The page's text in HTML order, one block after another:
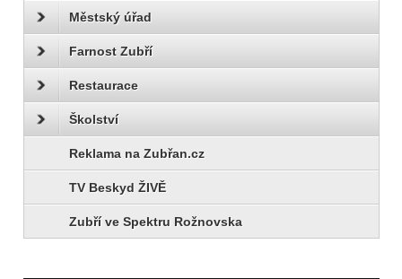
Městský úřad
Farnost Zubří
Restaurace
Školství
Reklama na Zubřan.cz
TV Beskyd ŽIVĚ
Zubří ve Spektru Rožnovska